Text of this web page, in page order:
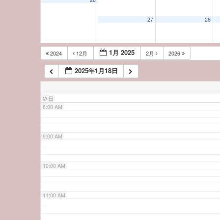
27 28
2024 12月 1月 2025 2月 2026
2025年1月18日
終日
6:00 AM
7:00 AM
8:00 AM
9:00 AM
10:00 AM
11:00 AM